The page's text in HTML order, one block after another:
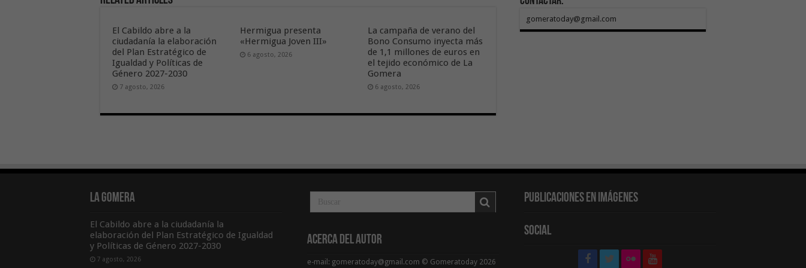
El Cabildo abre a la
ciudadanía la elaboración
del Plan Estratégico de
Igualdad y Políticas de
Género 2027-2030
7 agosto, 2026
Hermigua presenta
«Hermigua Joven III»
6 agosto, 2026
La campaña de verano del
Bono Consumo inyecta más
de 1,1 millones de euros en
el tejido económico de La
Gomera
6 agosto, 2026
gomeratoday@gmail.com
La Gomera
El Cabildo abre a la ciudadanía la
elaboración del Plan Estratégico de Igualdad
y Políticas de Género 2027-2030
7 agosto, 2026
Acerca del Autor
e-mail: gomeratoday@gmail.com © Gomeratoday 2026
Publicaciones en Imágenes
Social